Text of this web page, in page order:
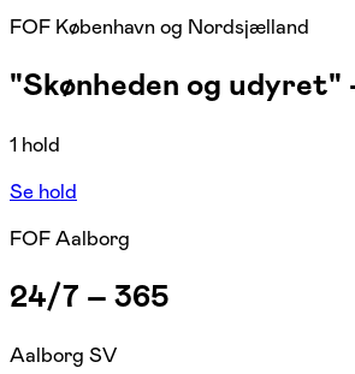
FOF København og Nordsjælland
"Skønheden og
1 hold
Se hold
FOF Aalborg
24/7 – 365
Aalborg SV